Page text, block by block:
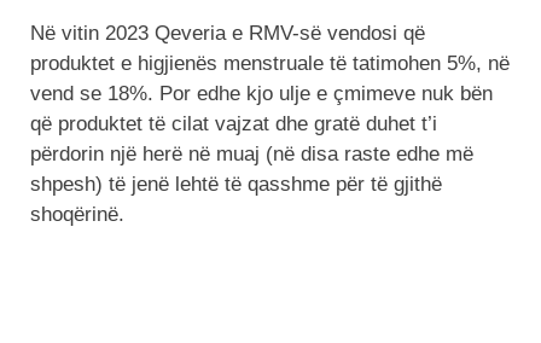
Në vitin 2023 Qeveria e RMV-së vendosi që
produktet e higjienës menstruale të tatimohen 5%, në
vend se 18%. Por edhe kjo ulje e çmimeve nuk bën
që produktet të cilat vajzat dhe gratë duhet t’i
përdorin një herë në muaj (në disa raste edhe më
shpesh) të jenë lehtë të qasshme për të gjithë
shoqërinë.